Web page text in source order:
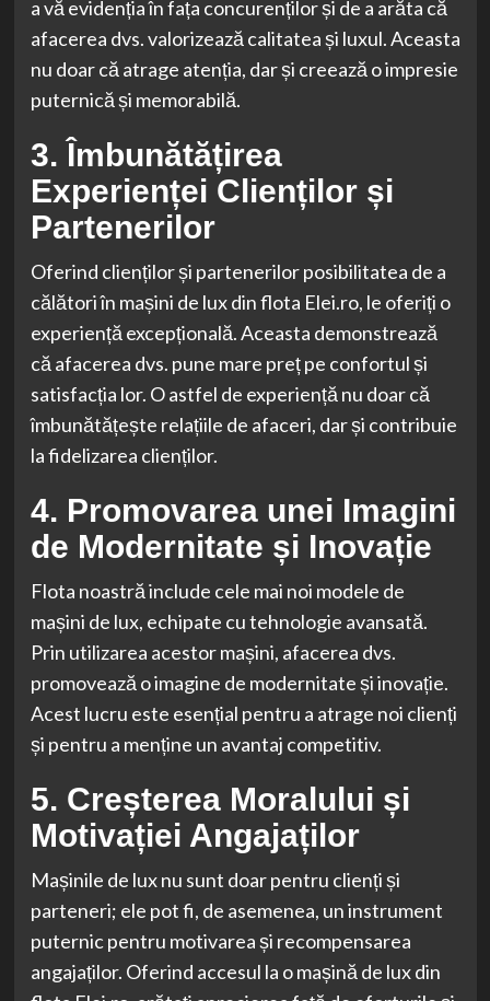
a vă evidenția în fața concurenților și de a arăta că
afacerea dvs. valorizează calitatea și luxul. Aceasta
nu doar că atrage atenția, dar și creează o impresie
puternică și memorabilă.
3. Îmbunătățirea
Experienței Clienților și
Partenerilor
Oferind clienților și partenerilor posibilitatea de a
călători în mașini de lux din flota Elei.ro, le oferiți o
experiență excepțională. Aceasta demonstrează
că afacerea dvs. pune mare preț pe confortul și
satisfacția lor. O astfel de experiență nu doar că
îmbunătățește relațiile de afaceri, dar și contribuie
la fidelizarea clienților.
4. Promovarea unei Imagini
de Modernitate și Inovație
Flota noastră include cele mai noi modele de
mașini de lux, echipate cu tehnologie avansată.
Prin utilizarea acestor mașini, afacerea dvs.
promovează o imagine de modernitate și inovație.
Acest lucru este esențial pentru a atrage noi clienți
și pentru a menține un avantaj competitiv.
5. Creșterea Moralului și
Motivației Angajaților
Mașinile de lux nu sunt doar pentru clienți și
parteneri; ele pot fi, de asemenea, un instrument
puternic pentru motivarea și recompensarea
angajaților. Oferind accesul la o mașină de lux din